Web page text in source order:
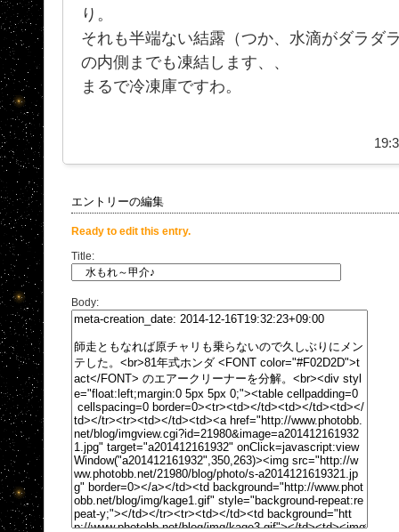
り。
それも半端ない結露（つか、水滴がダラダ
の内側までも凍結します、、
まるで冷凍庫ですわ。
エントリーの編集
Ready to edit this entry.
Title:
Body: